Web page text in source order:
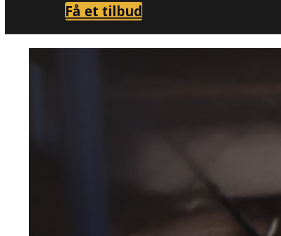
Få et tilbud